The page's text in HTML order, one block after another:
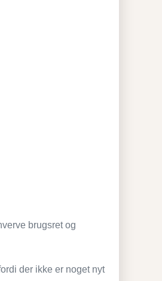
brugsret og
der ikke er noget nyt